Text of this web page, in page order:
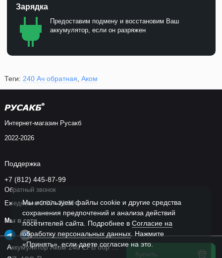
Аккумулятор Аком 240 EFB обр пол в Спб
Купить
Зарядка
Предоставим подмену и восстановим Ваш
аккумулятор, если он разряжен
Теги: 240 Ач обратная Аком
Мы используем файлы cookie и другие средства
сохранения предпочтений и анализа действий
посетителей сайта. Подробнее в Согласие на
обработку персональных данных . Нажмите
«Принять», если даете согласие на это.
Интернет-магазин Русакб
2022-2026
Поддержка
+7 (812) 445-87-99
Обратный звонок
Ежедневно 9:00 - 21:00
Мы в сети